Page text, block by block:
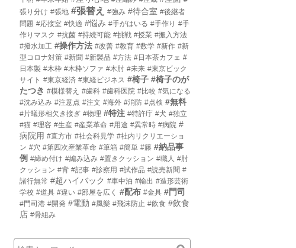
張り分け #張地 #張替え #強み #待合室 #後継者
問題 #応接室 #快適 #悩み #手がはいる #手作り #手
作りマスク #抗菌 #持続可能 #挑戦 #授業 #搬入方法
#撥水加工 #操作方法 #改善 #教育 #数学 #新作 #新
型コロナ対策 #新聞 #新製品 #方法 #日本茶カフェ #
日本製 #木枠 #木枠ソファ #木肘 #未来 #東京ビック
サイト #東京経済 #東経ビジネス #椅子 #椅子のが
たつき #模様替え #歯科 #歯科医院 #比較 #気になる
#沈み込み #注意点 #注文 #海外 #消防 #点検 #無料
#片蟻形相欠き接ぎ #物理 #特注 #特許庁 #犬 #独立
#猫 #理容 #生産 #産業革命 #用途 #異常時 #病院 #
病院用 #直方市 #社会科見学 #社内リクリエーショ
ン #穴 #第四次産業革命 #筆箱 #簡単 #籐 #納品事
例 #締め付け #編み込み #置きクッション #職人 #肘
クッション #背 #記事 #診察用 #試作品 #読売新聞 #
諸行無常 #超ハイバック #車中泊 #輸出 #造形芸術
学校 #道具 #違い #部屋を広く #配布 #金具 #門司
#門司港 #開発 #電動 #風樂 #飛沫防止 #飲食 #飲食
店 #骨組み